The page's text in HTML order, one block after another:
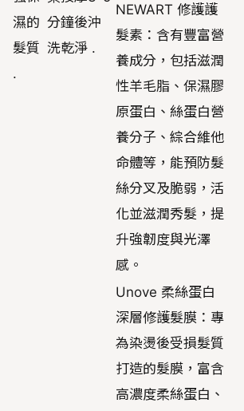
濕的
髮質
.
分鐘後沖
洗乾淨 .
NEWART 修護護
髮素：含有豐富營
養成分，包括滋潤
性羊毛脂、保濕膠
原蛋白、絲蛋白營
養分子、綜合維他
命體等，能預防髮
絲分叉及脆弱，活
化並滋潤秀髮，提
升強韌度與光澤
感。
Unove 柔絲蛋白
深層修護髮膜：專
為染燙後受損髮質
打造的髮膜，富含
高濃度柔絲蛋白、